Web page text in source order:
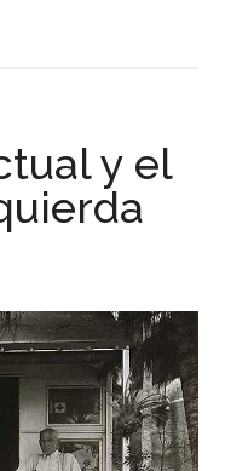
y el